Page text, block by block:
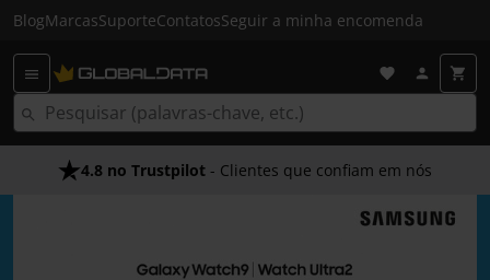
BlogMarcasSuporteContatosSeguir a minha encomenda
Envio Gratuito em 24 HRS- Acima dos 50€
4.8 no Trustpilot - Clientes que confiam em nós